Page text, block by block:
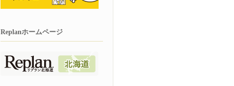
Replanホームページ